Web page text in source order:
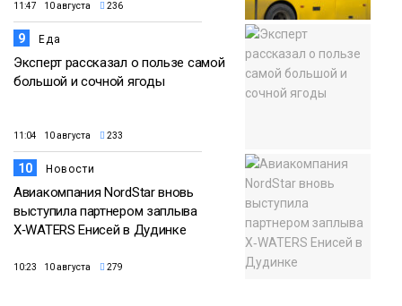
11:47 10 августа 236
9 Еда
Эксперт рассказал о пользе самой
большой и сочной ягоды
11:04 10 августа 233
10 Новости
Авиакомпания NordStar вновь
выступила партнером заплыва
X‑WATERS Енисей в Дудинке
10:23 10 августа 279